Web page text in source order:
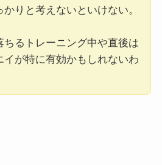
りと考えないといけない。
るトレーニング中や直後は
が特に有効かもしれないわ